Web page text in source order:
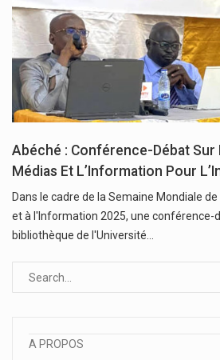
Abéché : Conférence-Débat Sur
Médias Et L’Information Pour
Dans le cadre de la Semaine Mondiale
et à l'Information 2025, une conférence-
bibliothèque de l'Université…
A PROPOS